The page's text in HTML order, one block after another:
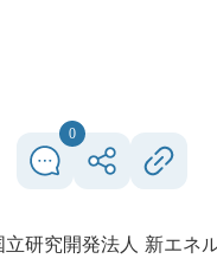
0
研究開発法人 新エネ